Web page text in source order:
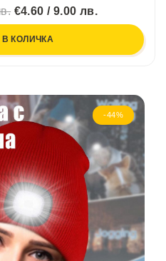
€4.60 / 9.00 лв.
КОЛИЧКА
-44%